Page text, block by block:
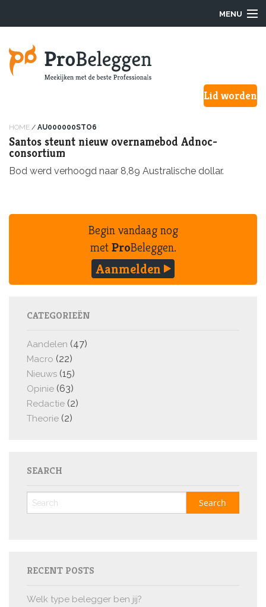
MENU
Hoe werkt het?
Onze Pro’s
Over ons
Lid worden
HOME / AU000000STO6
Santos steunt nieuw overnamebod Adnoc-
consortium
Bod werd verhoogd naar 8,89 Australische dollar.
Begin vandaag nog
metProBeleggen.
Aanmelden
CATEGORIEËN
Aandelen (47)
Macro (22)
Nieuws (15)
Opinie (63)
Redactie (2)
Theorie (2)
SEARCH
RECENT POSTS
Welk type belegger ben jij?